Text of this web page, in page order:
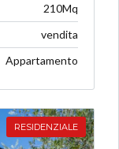
210Mq
vendita
Appartamento
RESIDENZIALE